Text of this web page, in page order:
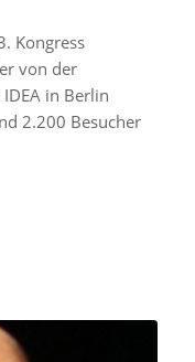
Kongress
von der
in Berlin
2.200 Besucher